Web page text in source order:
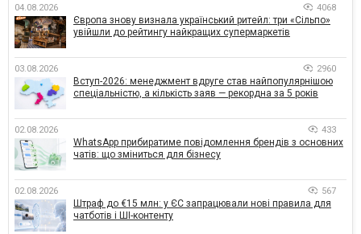
04.08.2026 4068
Європа знову визнала український ритейл: три «Сільпо»
увійшли до рейтингу найкращих супермаркетів
03.08.2026 2960
Вступ-2026: менеджмент вдруге став найпопулярнішою
спеціальністю, а кількість заяв — рекордна за 5 років
02.08.2026 433
WhatsApp прибиратиме повідомлення брендів з основних
чатів: що зміниться для бізнесу
02.08.2026 567
Штраф до €15 млн: у ЄС запрацювали нові правила для
чатботів і ШІ-контенту